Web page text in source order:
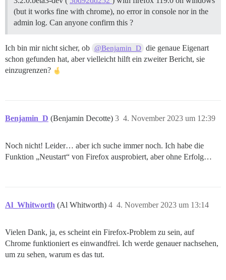
(but it works fine with chrome), no error in console nor in the
admin log. Can anyone confirm this ?
Ich bin mir nicht sicher, ob @Benjamin_D die genaue Eigenart
schon gefunden hat, aber vielleicht hilft ein zweiter Bericht, sie
einzugrenzen?
Benjamin_D (Benjamin Decotte) 4. November 2023 um 12:39
3
Noch nicht! Leider… aber ich suche immer noch. Ich habe die
Funktion „Neustart“ von Firefox ausprobiert, aber ohne Erfolg…
Al_Whitworth (Al Whitworth) 4. November 2023 um 13:14
4
Vielen Dank, ja, es scheint ein Firefox-Problem zu sein, auf
Chrome funktioniert es einwandfrei. Ich werde genauer nachsehen,
um zu sehen, warum es das tut.